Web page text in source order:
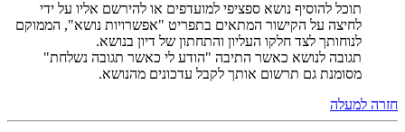
תוכל להוסיף נושא ספציפי למועדפים או להירשם אליו על ידי
לחיצה על הקישור המתאים בתפריט "אפשרויות נושא", הממוקם
לנוחותך לצד חלקו העליון והתחתון של דיון בנושא.
תגובה לנושא כאשר התיבה "הודע לי כאשר תגובה נשלחת"
מסומנת גם תרשום אותך לקבל עדכונים מהנושא.
חזרה למעלה